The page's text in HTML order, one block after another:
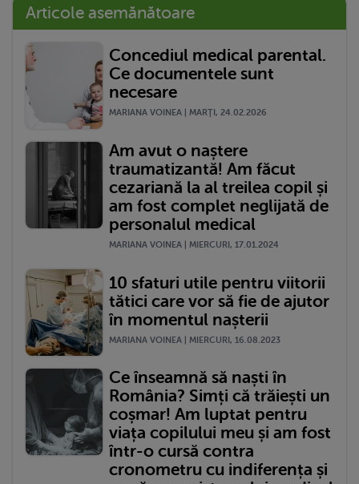
Articole asemănătoare
Concediul medical parental.
Ce documentele sunt
necesare
MARIANA VOINEA | MARŢI, 24.02.2026
Am avut o naștere
traumatizantă! Am făcut
cezariană la al treilea copil și
am fost complet neglijată de
personalul medical
MARIANA VOINEA | MIERCURI, 17.01.2024
10 sfaturi utile pentru viitorii
tătici care vor să fie de ajutor
în momentul nașterii
MARIANA VOINEA | MIERCURI, 16.08.2023
Ce înseamnă să naști în
România? Simți că trăiești un
coșmar! Am luptat pentru
viața copilului meu și am fost
într-o cursă contra
cronometru cu indiferența și